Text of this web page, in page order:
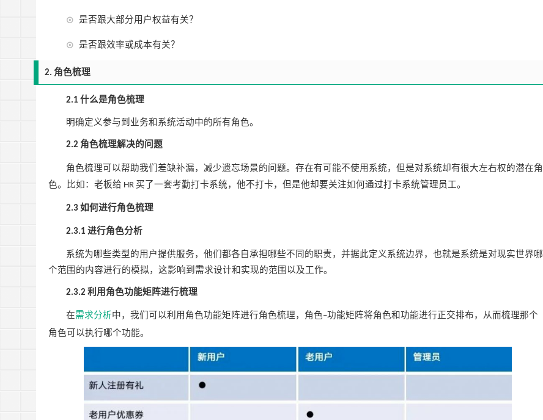
是否跟大部分用户权益有关？
是否跟效率或成本有关？
2. 角色梳理
2.1什么是角色梳理
明确定义参与到业务和系统活动中的所有角色。
2.2 角色梳理解决的问题
角色梳理可以帮助我们差缺补漏，减少遗忘场景的问题。存在有可能不使用系统，但是对系统却有很大左右权的潜在角
色。比如：老板给 HR 买了一套考勤打卡系统，他不打卡，但是他却要关注如何通过打卡系统管理员工。
2.3如何进行角色梳理
2.3.1进行角色分析
系统为哪些类型的用户提供服务，他们都各自承担哪些不同的职责，并据此定义系统边界，也就是系统是对现实世界哪
个范围的内容进行的模拟，这影响到需求设计和实现的范围以及工作。
2.3.2利用角色功能矩阵进行梳理
在需求分析中，我们可以利用角色功能矩阵进行角色梳理，角色–功能矩阵将角色和功能进行正交排布，从而梳理那个
角色可以执行哪个功能。